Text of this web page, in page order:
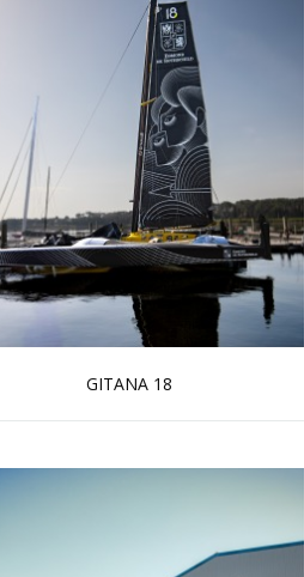
GITANA 18
En savoir plus...